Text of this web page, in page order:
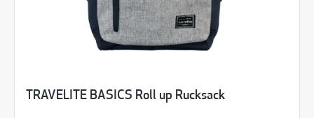
TRAVELITE BASICS Roll up Rucksack